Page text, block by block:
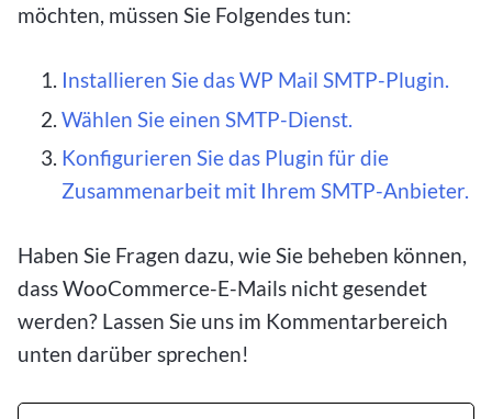
möchten, müssen Sie Folgendes tun:
Installieren Sie das WP Mail SMTP-Plugin.
Wählen Sie einen SMTP-Dienst.
Konfigurieren Sie das Plugin für die
Zusammenarbeit mit Ihrem SMTP-Anbieter.
Haben Sie Fragen dazu, wie Sie beheben können,
dass WooCommerce-E-Mails nicht gesendet
werden? Lassen Sie uns im Kommentarbereich
unten darüber sprechen!